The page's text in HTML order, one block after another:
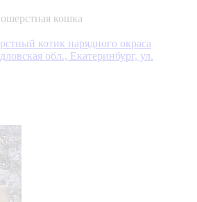
кошка
котик нарядного окраса
обл., Екатеринбург, ул.